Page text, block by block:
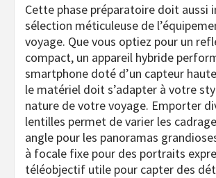
Cette phase préparatoire doit aussi
sélection méticuleuse de
voyage. Que vous optiez pour un
compact, un appareil hybride
smartphone doté d’un capteur
le matériel doit s’adapter à votre
nature de votre voyage. Emporter
lentilles permet de varier les
angle pour les panoramas
à focale fixe pour des portraits
téléobjectif utile pour capter des